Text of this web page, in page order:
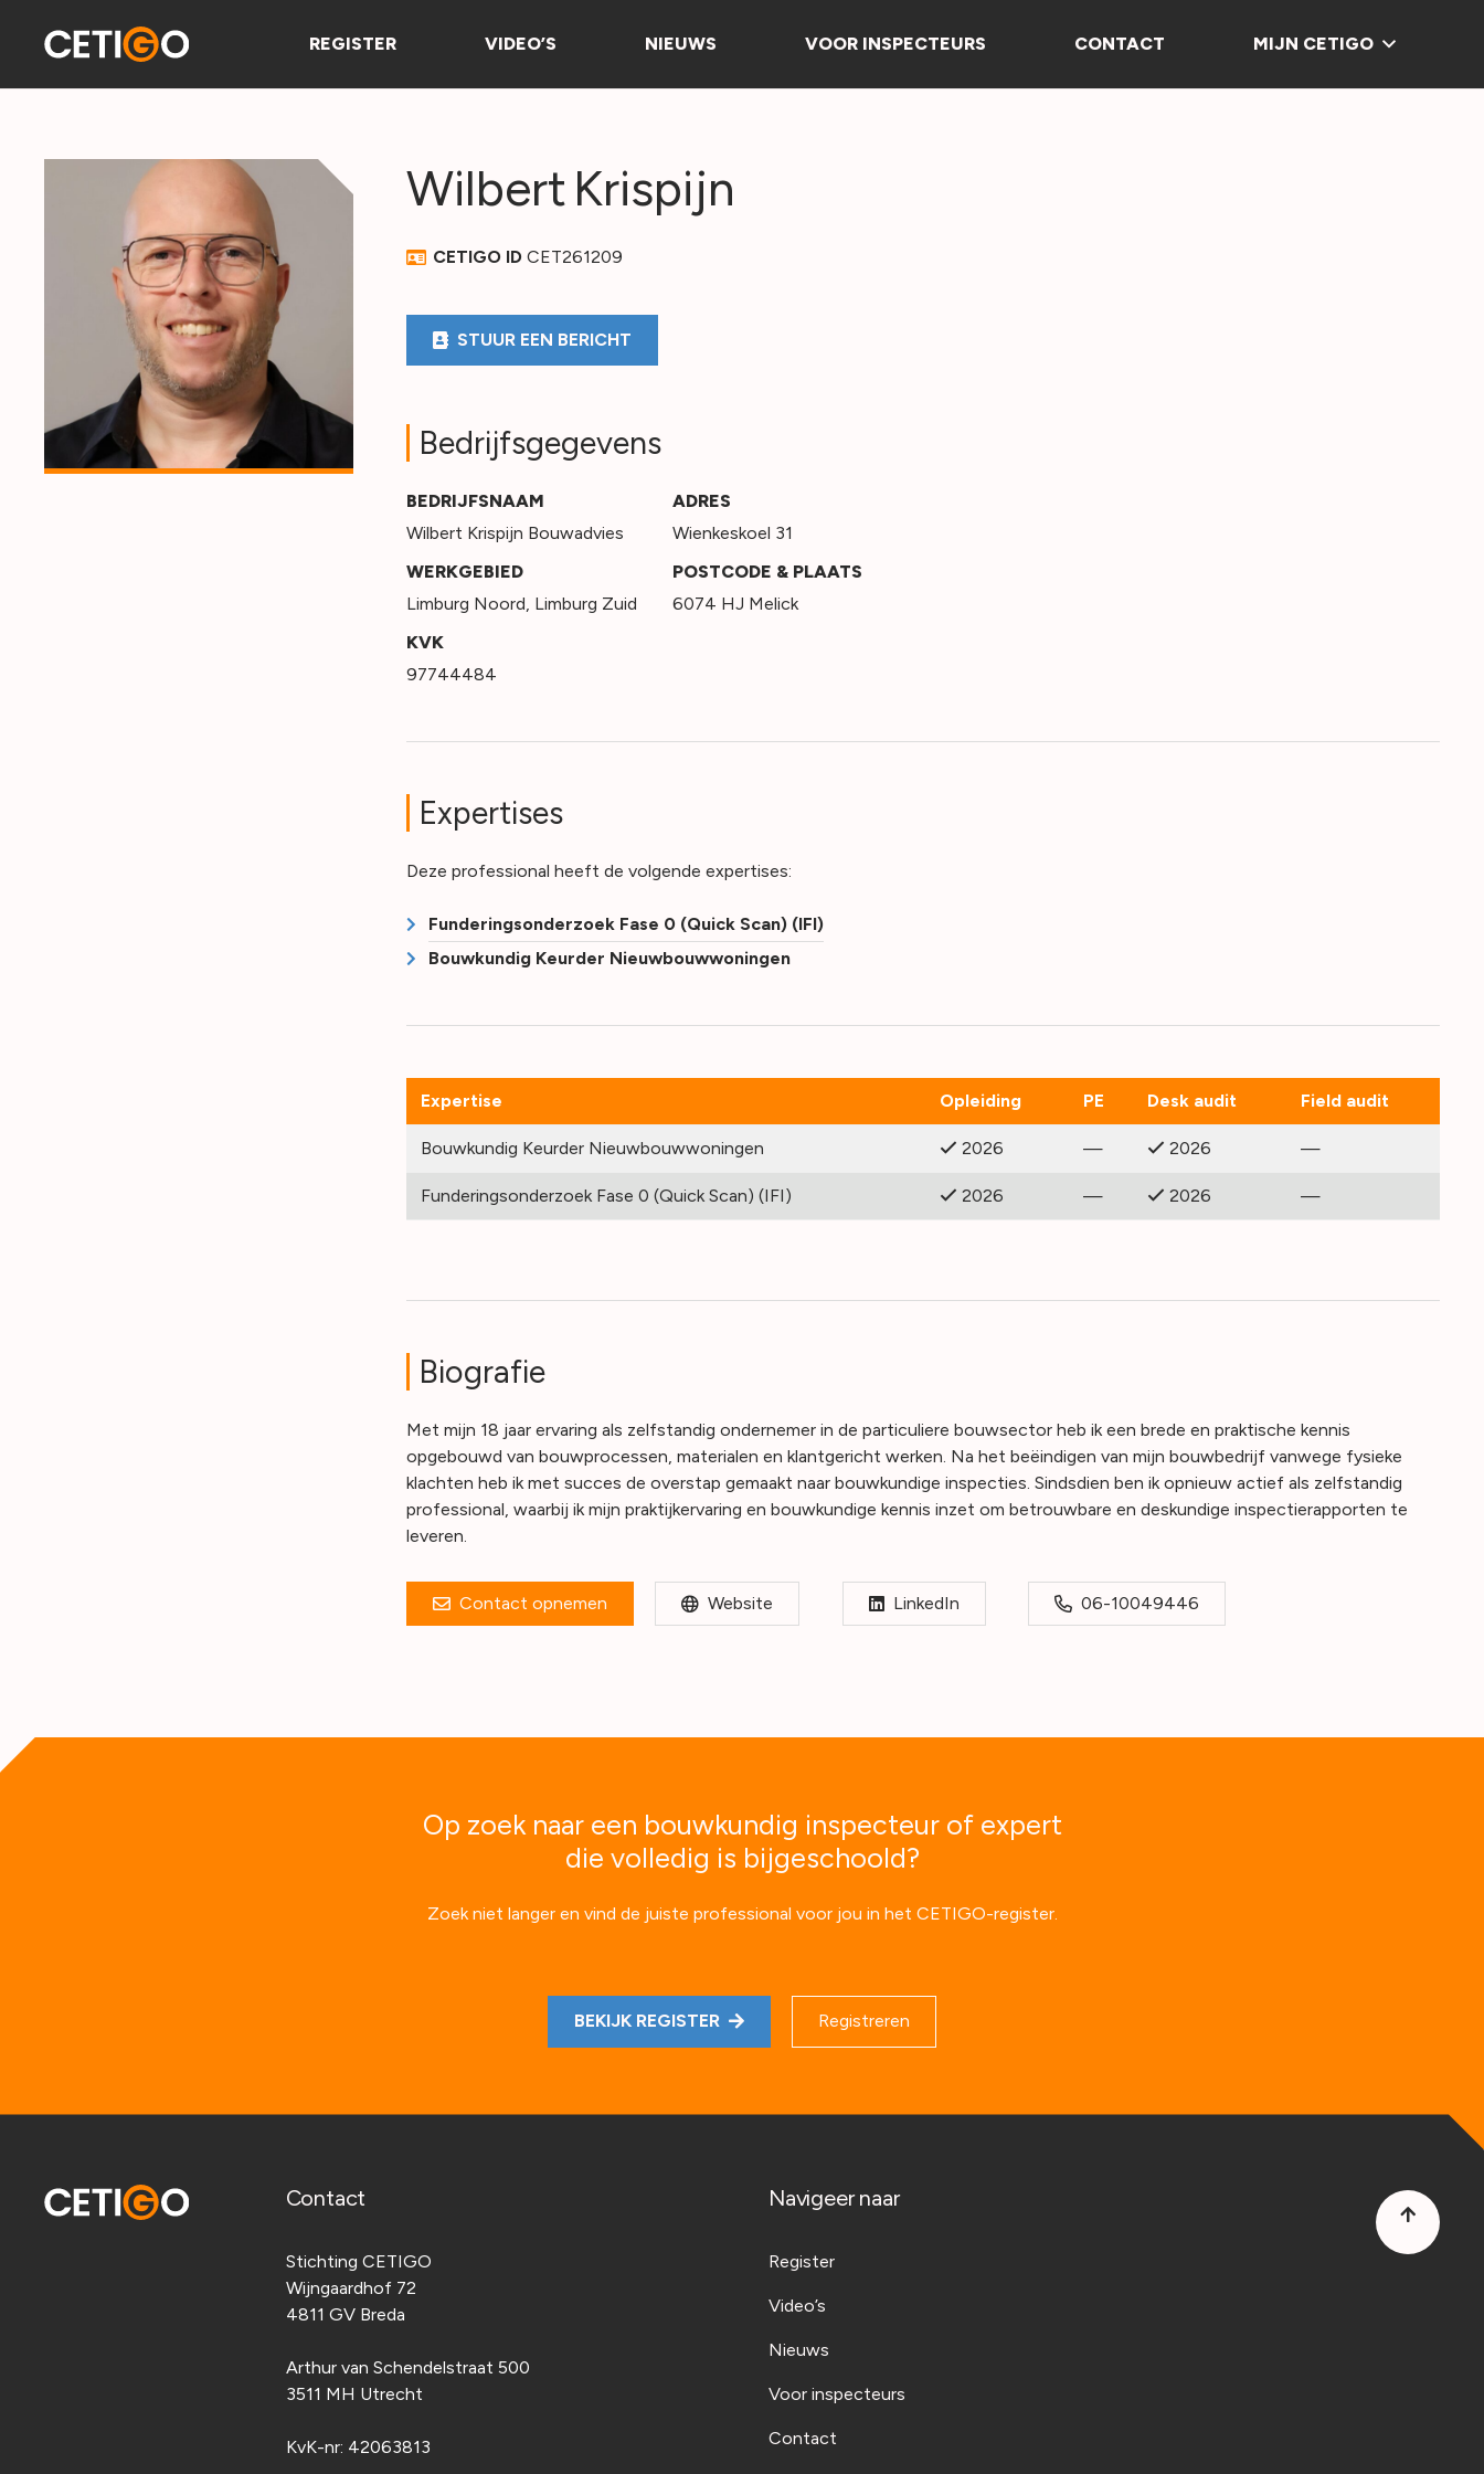
REGISTER VIDEO’S NIEUWS VOOR INSPECTEURS CONTACT MIJN CETIGO
Wilbert Krispijn
CETIGO IDCET261209
STUUR EEN BERICHT
Bedrijfsgegevens
BEDRIJFSNAAM
Wilbert Krispijn Bouwadvies
WERKGEBIED
Limburg Noord, Limburg Zuid
KVK
97744484
ADRES
Wienkeskoel 31
POSTCODE & PLAATS
6074 HJ Melick
Expertises
Deze professional heeft de volgende expertises:
Funderingsonderzoek Fase 0 (Quick Scan) (IFI)
Bouwkundig Keurder Nieuwbouwwoningen
Expertise Opleiding PE Desk audit Field audit
Bouwkundig Keurder Nieuwbouwwoningen 2026 — 2026 —
Funderingsonderzoek Fase 0 (Quick Scan) (IFI) 2026 — 2026 —
Biografie
Met mijn 18 jaar ervaring als zelfstandig ondernemer in de particuliere bouwsector heb ik een brede en praktische kennis
opgebouwd van bouwprocessen, materialen en klantgericht werken. Na het beëindigen van mijn bouwbedrijf vanwege fysieke
klachten heb ik met succes de overstap gemaakt naar bouwkundige inspecties. Sindsdien ben ik opnieuw actief als zelfstandig
professional, waarbij ik mijn praktijkervaring en bouwkundige kennis inzet om betrouwbare en deskundige inspectierapporten te
leveren.
Contact opnemen Website LinkedIn 06-10049446
Op zoek naar een bouwkundig inspecteur of expert
die volledig is bijgeschoold?
Zoek niet langer en vind de juiste professional voor jou in het CETIGO-register.
BEKIJK REGISTER Registreren
Contact
Stichting CETIGO
Wijngaardhof 72
4811 GV Breda
Arthur van Schendelstraat 500
3511 MH Utrecht
KvK-nr: 42063813
Navigeer naar
Register
Video’s
Nieuws
Voor inspecteurs
Contact